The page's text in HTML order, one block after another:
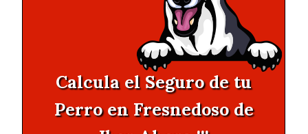
Calcula el Seguro de tu
Perro en Fresnedoso de